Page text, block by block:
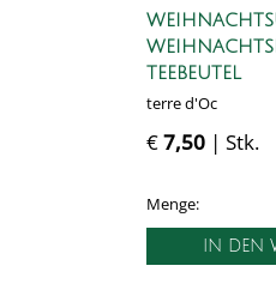
TEEBEUTEL
terre d'Oc
€7,50 | Stk.
Menge:
IN DEN